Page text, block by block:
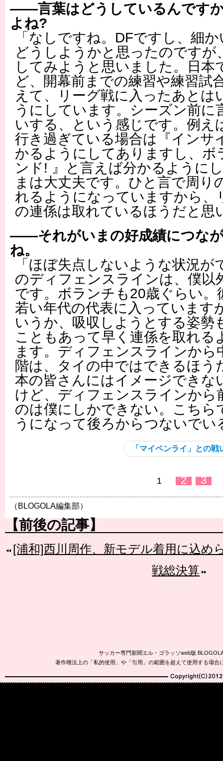
――言葉はどうしているんです
よね?
「なしですね。DFですし、細
どうしようかと思ったのですが
してみようと思いました。日本
ど、開幕前までの練習や練習試
えて、リーグ戦に入ったあとは
うにしています。シーズン前に
いする、という感じです。例え
行き過ぎている場合は『インサ
かるようにしてありますし、ボ
ンド! 』と言えば分かるように
まは大丈夫です。ひと言で周り
れるようになっていますから、
の連係は取れているほうだと思
――それがいまの好成績につな
ね。
「ほぼ失点しないような状況
のディフェンスラインは、僕以
です。ボランチも20歳ぐらい
若い年代の代表に入っています
いうか、吸収しようとする姿勢
こともあって早く連係を取れる
ます。ディフェンスラインから
階は、タイの中ではできるほう
本の皆さんにはイメージできな
けど、ディフェンスラインから
のは僕にしかできない。こちら
うになって後ろからつないでい
「マイペンライ」との戦
1 2 3
（BLOGOLA編集部）
【前後の記事】
[浦和]西川周作、新モデル着用に込め
戦総決算
サッカー専門新聞エル・ゴラッソweb版
著作権法上の「私的使用」や「引用」の範囲を超えて使用する場
Copyright(C)2010-